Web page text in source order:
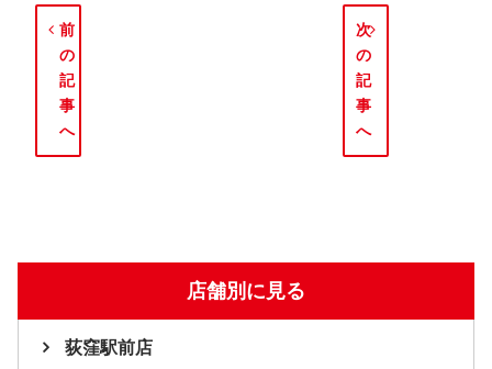
前
の
記
事
へ
次
の
記
事
へ
店舗別に見る
荻窪駅前店